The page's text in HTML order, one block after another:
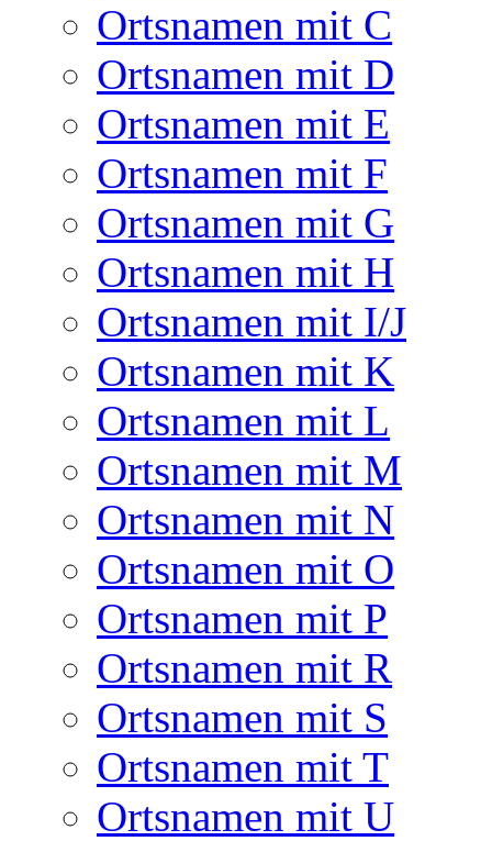
Ortsnamen mit C
Ortsnamen mit D
Ortsnamen mit E
Ortsnamen mit F
Ortsnamen mit G
Ortsnamen mit H
Ortsnamen mit I/J
Ortsnamen mit K
Ortsnamen mit L
Ortsnamen mit M
Ortsnamen mit N
Ortsnamen mit O
Ortsnamen mit P
Ortsnamen mit R
Ortsnamen mit S
Ortsnamen mit T
Ortsnamen mit U